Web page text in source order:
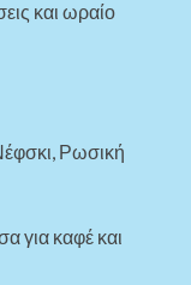
και ωραίο
Ρωσική
για καφέ και